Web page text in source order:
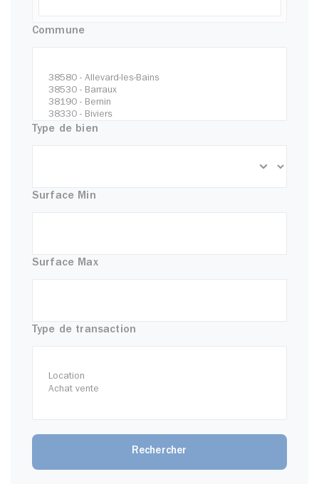
Commune
Type de bien
Surface Min
Surface Max
Type de transaction